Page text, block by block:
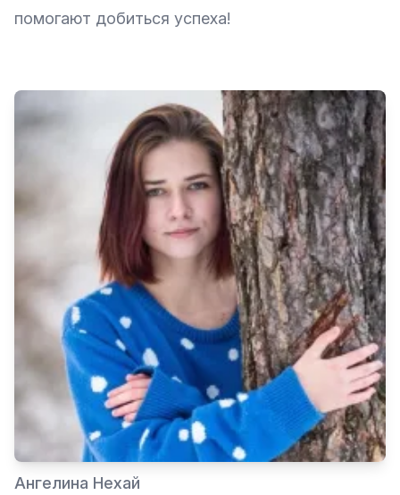
помогают добиться успеха!
Ангелина Нехай